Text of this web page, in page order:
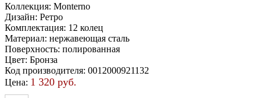
Коллекция: Monterno
Дизайн: Ретро
Комплектация: 12 колец
Материал: нержавеющая сталь
Поверхность: полированная
Цвет: Бронза
Код производителя: 0012000921132
Цена: 1 320 руб.